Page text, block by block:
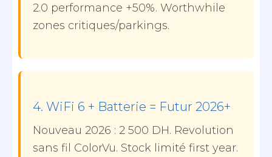
2.0 performance +50%. Worthwhile
zones critiques/parkings.
4. WiFi 6 + Batterie = Futur 2026+
Nouveau 2026 : 2 500 DH. Revolution
sans fil ColorVu. Stock limité first year.